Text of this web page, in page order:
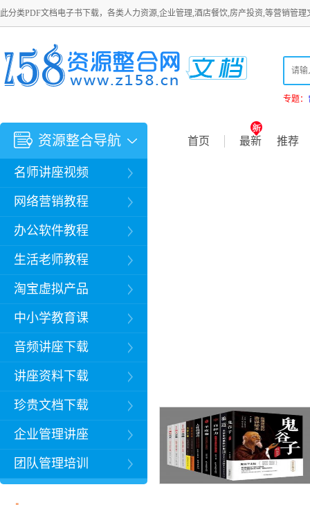
此分类PDF文档电子书下载，各类人力资源,企业管理,酒店餐饮,房产投资,等营销管理
专题：
资源整合导航
名师讲座视频
网络营销教程
办公软件教程
生活老师教程
淘宝虚拟产品
中小学教育课
音频讲座下载
讲座资料下载
珍贵文档下载
企业管理讲座
团队管理培训
首页 最新 推荐